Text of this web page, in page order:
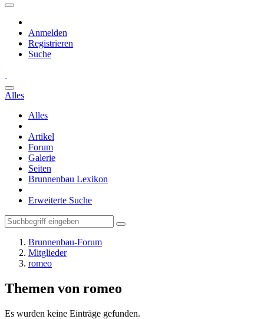
Anmelden
Registrieren
Suche
Alles
Alles
Artikel
Forum
Galerie
Seiten
Brunnenbau Lexikon
Erweiterte Suche
Brunnenbau-Forum
Mitglieder
romeo
Themen von romeo
Es wurden keine Einträge gefunden.